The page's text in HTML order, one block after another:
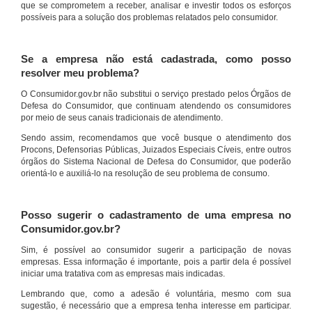
que se comprometem a receber, analisar e investir todos os esforços
possíveis para a solução dos problemas relatados pelo consumidor.
Se a empresa não está cadastrada, como posso
resolver meu problema?
O Consumidor.gov.br não substitui o serviço prestado pelos Órgãos de
Defesa do Consumidor, que continuam atendendo os consumidores
por meio de seus canais tradicionais de atendimento.
Sendo assim, recomendamos que você busque o atendimento dos
Procons, Defensorias Públicas, Juizados Especiais Cíveis, entre outros
órgãos do Sistema Nacional de Defesa do Consumidor, que poderão
orientá-lo e auxiliá-lo na resolução de seu problema de consumo.
Posso sugerir o cadastramento de uma empresa no
Consumidor.gov.br?
Sim, é possível ao consumidor sugerir a participação de novas
empresas. Essa informação é importante, pois a partir dela é possível
iniciar uma tratativa com as empresas mais indicadas.
Lembrando que, como a adesão é voluntária, mesmo com sua
sugestão, é necessário que a empresa tenha interesse em participar.